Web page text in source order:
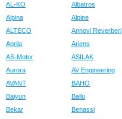
AL-KO
Albatros
Alpina
Alpine
ALTECO
Annovi Reverberi
Aprila
Ariens
AS-Motor
ASILAK
Aurora
AV Engineering
AVANT
BAHO
Baiyun
Ballu
Bekar
Benassi